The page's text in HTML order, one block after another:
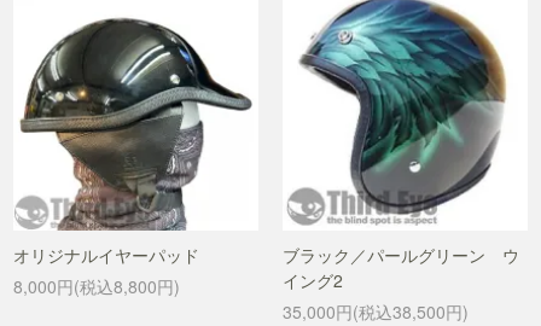
オリジナルイヤーパッド
8,000円(税込8,800円)
ブラック／パールグリーン ウ
イング2
35,000円(税込38,500円)